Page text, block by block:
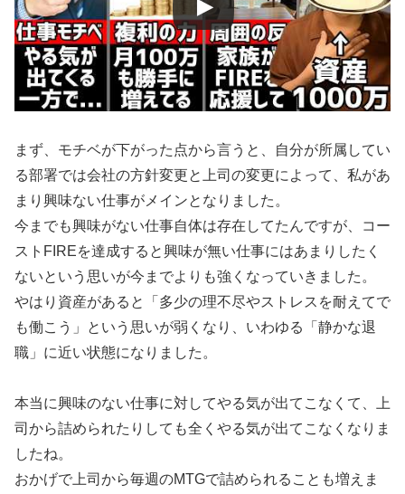
まず、モチベが下がった点から言うと、自分が所属してい
る部署では会社の方針変更と上司の変更によって、私があ
まり興味ない仕事がメインとなりました。
今までも興味がない仕事自体は存在してたんですが、コー
ストFIREを達成すると興味が無い仕事にはあまりしたく
ないという思いが今までよりも強くなっていきました。
やはり資産があると「多少の理不尽やストレスを耐えてで
も働こう」という思いが弱くなり、いわゆる「静かな退
職」に近い状態になりました。
本当に興味のない仕事に対してやる気が出てこなくて、上
司から詰められたりしても全くやる気が出てこなくなりま
したね。
おかげで上司から毎週のMTGで詰められることも増えま